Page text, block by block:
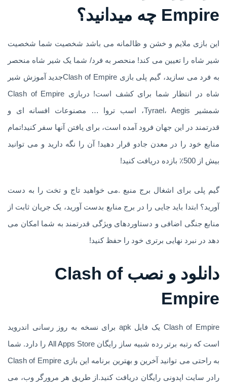
Empire چه میدانید؟
این بازی ملایم و خشن و ظالمانه می باشد شخصیت شما شخصیت
شیر ​​شاه را تعیین می کند! منحصر به فرد/ شما یک شیر شاه منحصر
به فرد می سازید، گیم پلی بازی Clash of Empireجدید آموزش شیر
شاه در انتظار شما برای کشف است! دربازی Clash of Empire
شمشیر Tyrael، Aegis، اسب تروا … مصنوعات افسانه ای و
قدرتمند در این جهان فرود آمده است، برای یافتن آنها سفر کنید!تمام
منابع خود را در معدن جادو قرار دهید! آن را نگه دارید و می توانید
بیش از 500٪ بازده دریافت کنید!
گیم پلی برای اشغال برج منبع .می خواهید تاج و تخت را به دست
آورید؟ ابتدا باید جایی را در برج منابع بدست آورید، یک جریان ثابت از
منابع جنگی اضافی و دستاوردهای ویژگی قدرتمند به شما امکان می
دهد در نبرد نهایی برتری خود را حفظ کنید!
دانلود و نصب Clash of
Empire
Clash of Empire یک فایل apk برای نسخه به روز رسانی اندروید
است که رتبه برتر رده شبیه ساز رایگان All Apps Store را دارد. شما
به راحتی می توانید آخرین و بهترین برنامه این بازی Clash of Empire
رادر سایت اپدونی رایگان دریافت کنید.از طریق هر مرورگر وب، می